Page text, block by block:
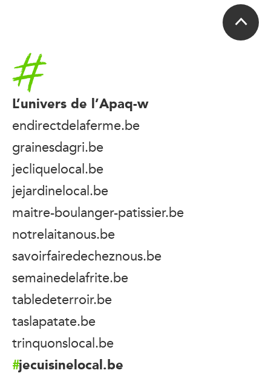
Accueil
L’univers de l’Apaq-w
endirectdelaferme.be
grainesdagri.be
jecliquelocal.be
jejardinelocal.be
maitre-boulanger-patissier.be
notrelaitanous.be
savoirfairedecheznous.be
semainedelafrite.be
tabledeterroir.be
taslapatate.be
trinquonslocal.be
jecuisinelocal.be